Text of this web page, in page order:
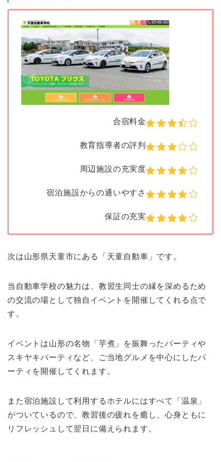
合宿料金
教育指導者の評判
周辺施設の充実度
宿泊施設からの通いやすさ
保証の充実
次は山形県天童市にある「天童自動車」です。
当自動車学校の魅力は、教習生同士の縁を深めるため
の交流の場として独自イベントを開催してくれる点で
す。
イベントは山形の名物「芋煮」を振舞ったパーティや
スキヤキパーティなど、ご当地グルメを中心にしたパ
ーティを開催してくれます。
また宿泊施設して利用するホテルにはすべて「温泉」
がついているので、教習後の疲れを癒し、心身ともに
リフレッシュして翌日に備えられます。